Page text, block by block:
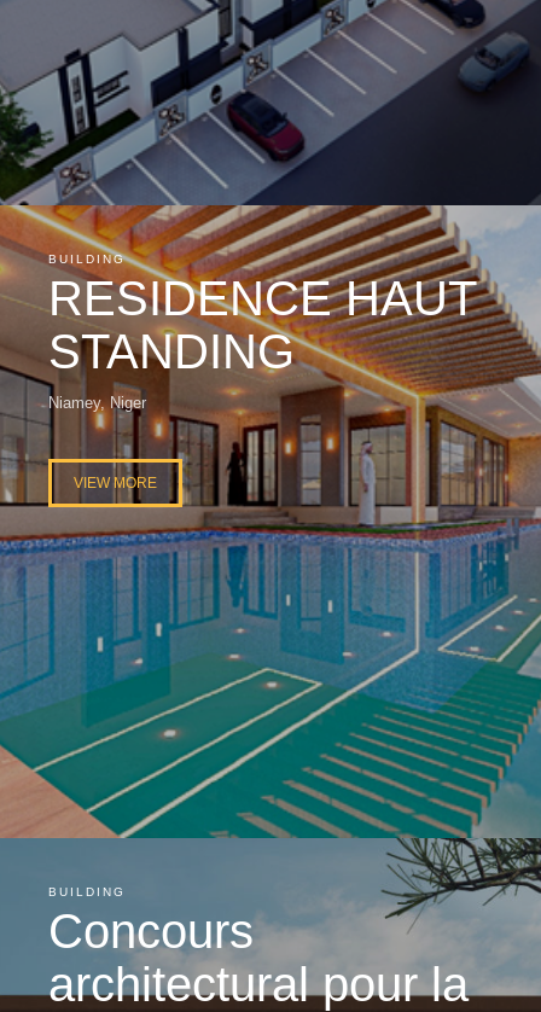
BUILDING
RESIDENCE HAUT
STANDING
Niamey, Niger
VIEW MORE
BUILDING
Concours
architectural pour la